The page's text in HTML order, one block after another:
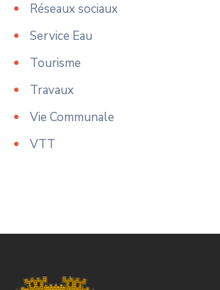
Réseaux sociaux
Service Eau
Tourisme
Travaux
Vie Communale
VTT